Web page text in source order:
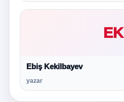
EK
Ebiş Kekilbayev
yazar